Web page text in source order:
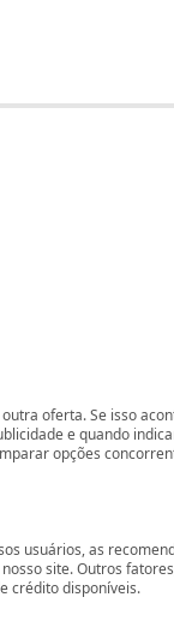
oferta. Se isso
e quando
opções
usuários, as
site. Outros
crédito disponíveis.